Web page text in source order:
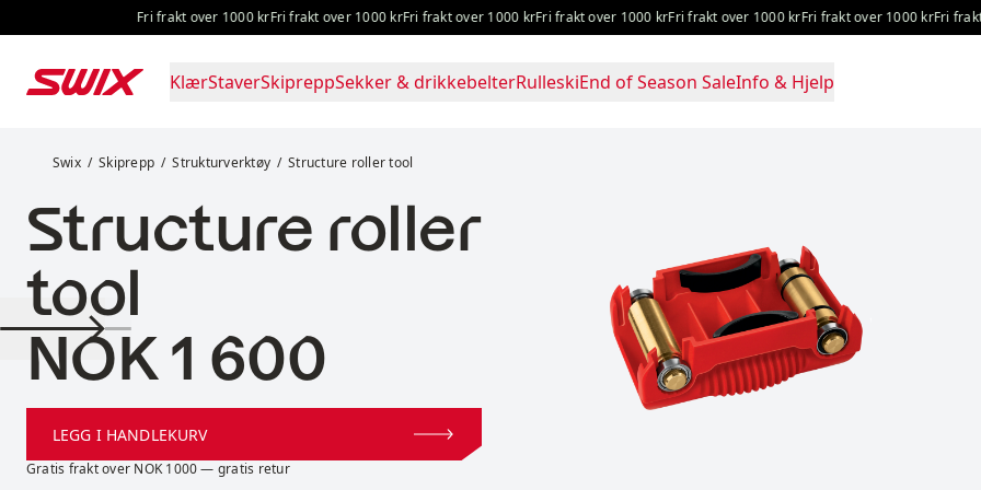
Hopp til innholdFri frakt over 1000 krFri frakt over 1000 krFri frakt over 1000 krFri frakt over 1000 krFri frakt over 1000 krFri frakt over 1000 krFri frakt
KlærStaverSkipreppSekker & drikkebelterRulleskiEnd of Season SaleInfo & Hjelp
Swix Skiprepp Strukturverktøy Structure roller tool
Structure roller
tool
Pris:
NOK 1 600
LEGG I HANDLEKURV
Gratis frakt over NOK 1000 — gratis retur